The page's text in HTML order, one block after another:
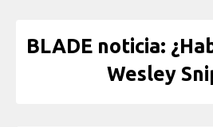
BLADE noticia:
Wesley